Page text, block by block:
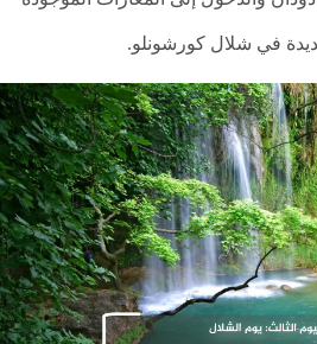
في شلال كورشونلو.